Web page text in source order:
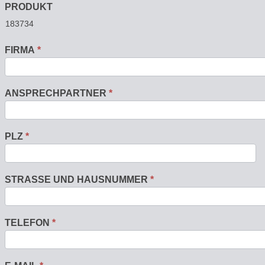
PRODUKT
FIRMA *
ANSPRECHPARTNER *
PLZ *
STRASSE UND HAUSNUMMER *
TELEFON *